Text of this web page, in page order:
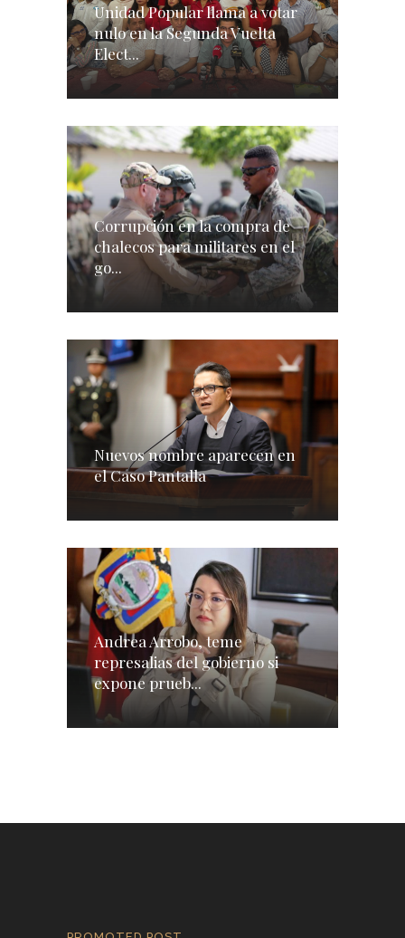
Unidad Popular llama a votar
nulo en la Segunda Vuelta
Elect...
Corrupción en la compra de
chalecos para militares en el
go...
Nuevos nombre aparecen en
el Caso Pantalla
Andrea Arrobo, teme
represalias del gobierno si
expone prueb...